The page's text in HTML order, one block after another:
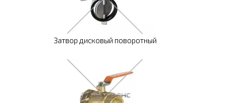
Затвор дисковый поворотный